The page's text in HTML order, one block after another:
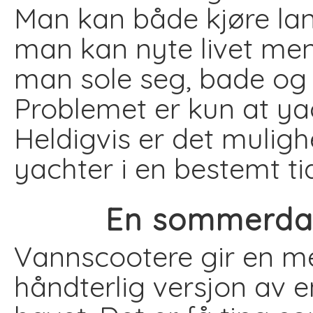
Man kan både kjøre
man kan nyte livet
man sole seg, bade
Problemet er kun at
Heldigvis er det
yachter i en bestemt
En
Vannscootere gir en
håndterlig versjon av